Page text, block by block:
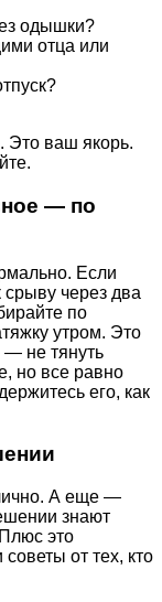
одышки?
отца или
Это ваш якорь.
— по
Если
срыву через два
по
утром. Это
— не тянуть
но все равно
его, как
А еще —
знают
это
от тех, кто